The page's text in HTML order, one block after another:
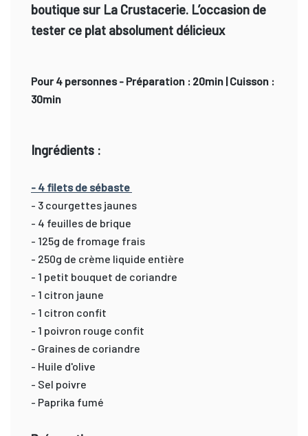
boutique sur La Crustacerie. L’occasion de
tester ce plat absolument délicieux
Pour 4 personnes - Préparation : 20min | Cuisson :
30min
Ingrédients :
- 4 filets de sébaste
- 3 courgettes jaunes
- 4 feuilles de brique
- 125g de fromage frais
- 250g de crème liquide entière
- 1 petit bouquet de coriandre
- 1 citron jaune
- 1 citron confit
- 1 poivron rouge confit
- Graines de coriandre
- Huile d'olive
- Sel poivre
- Paprika fumé